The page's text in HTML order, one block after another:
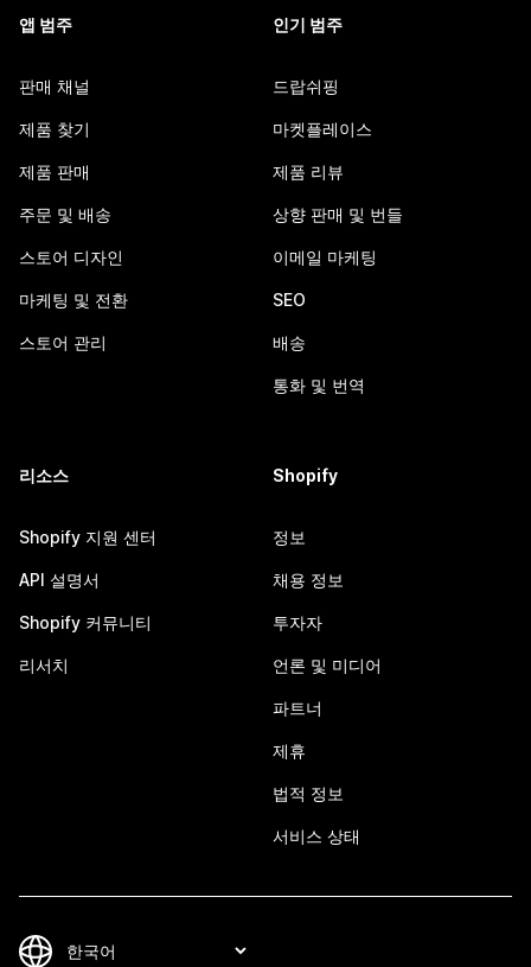
앱 범주
판매 채널
제품 찾기
제품 판매
주문 및 배송
스토어 디자인
마케팅 및 전환
스토어 관리
인기 범주
드랍쉬핑
마켓플레이스
제품 리뷰
상향 판매 및 번들
이메일 마케팅
SEO
배송
통화 및 번역
리소스
Shopify 지원 센터
API 설명서
Shopify 커뮤니티
리서치
Shopify
정보
채용 정보
투자자
언론 및 미디어
파트너
제휴
법적 정보
서비스 상태